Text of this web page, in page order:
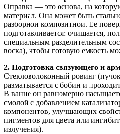
Оправка — это основа, на
материал. Она может быть
разборной композитной. Ее
подготавливается: очищается,
специальным разделительным
воска), чтобы готовую емкость
2. Подготовка связующего и
Стекловолоконный ровинг
разматывается с бобин и
В ванне он равномерно
смолой с добавлением
компонентов, улучшающих
пигментов для цвета или
излучения).